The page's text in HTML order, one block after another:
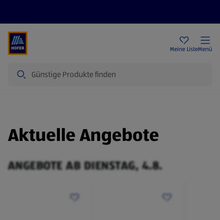
Meine ListeMenü
Aktuelle Angebote
ANGEBOTE AB DIENSTAG, 4.8.